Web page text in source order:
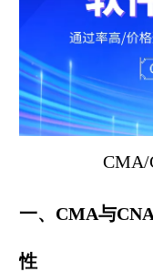
CMA/
一、CMA与
性